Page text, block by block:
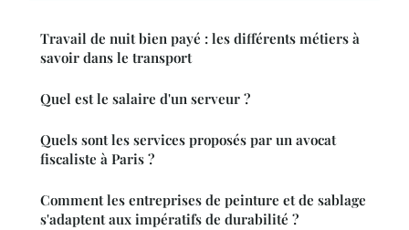
Travail de nuit bien payé : les différents métiers à
savoir dans le transport
Quel est le salaire d'un serveur ?
Quels sont les services proposés par un avocat
fiscaliste à Paris ?
Comment les entreprises de peinture et de sablage
s'adaptent aux impératifs de durabilité ?